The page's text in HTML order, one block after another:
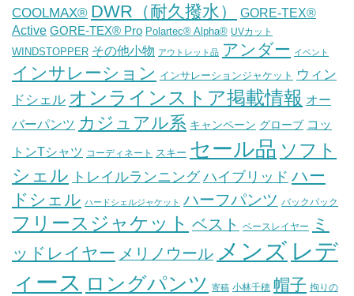
COOLMAX® DWR（耐久撥水）
GORE-TEX®
Active GORE-TEX® Pro Polartec® Alpha® UVカット
WINDSTOPPER その他小物 アウトレット品 アンダー イベント
インサレーション インサレーションジャケット ウィン
ドシェル オンラインストア掲載情報 オー
バーパンツ カジュアル系 キャンペーン グローブ コッ
トンTシャツ コーディネート スキー セール品 ソフト
シェル トレイルランニング ハイブリッド ハー
ドシェル ハードシェルジャケット ハーフパンツ バックパック
フリースジャケット ベスト ベースレイヤー
ミ
ッドレイヤー メリノウール メンズ レデ
ィース ロングパンツ 寄稿 小林千穂 帽子 拘りの